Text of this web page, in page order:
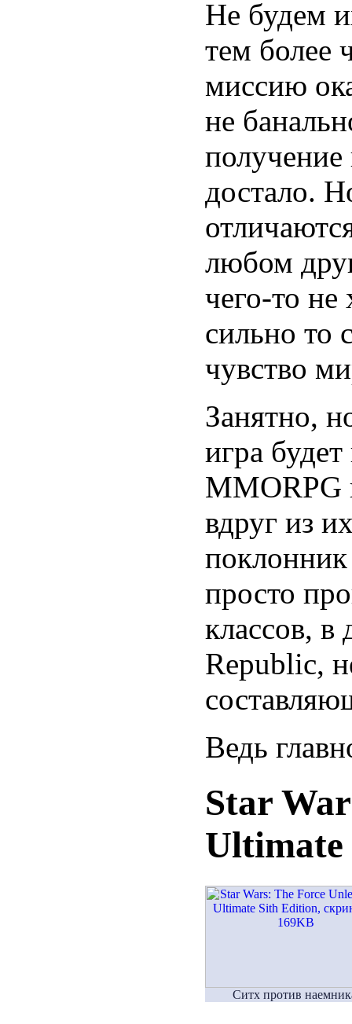
Не будем
тем более
миссию
не
достало.
любом
чего-то не
сильно то
чувство
Занятно,
игра
MMORPG
вдруг из
просто
классов,
Republic,
Ведь
Star
Ситх против